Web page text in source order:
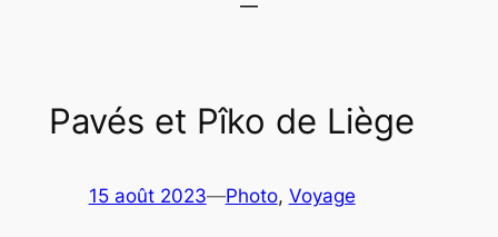
Pavés et Pîko de Liège
15 août 2023—Photo, Voyage